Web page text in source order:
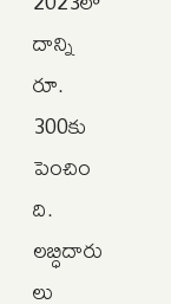
దాన్ని
రూ.
300కు
పెంచిం
ది.
లబ్ధిదారు
లు